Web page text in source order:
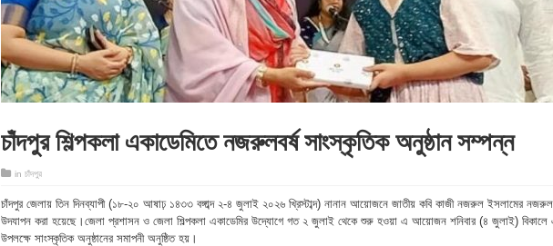
চাঁদপুর শিল্পকলা একাডেমিতে নজরুলবর্ষ সাংস্কৃতিক অনুষ্ঠান সম্পন্ন
in চাঁদপুর
চাঁদপুর জেলায় তিন দিনব্যাপী (১৮-২০ আষাঢ় ১৪৩৩ বঙ্গাব্দ ২-৪ জুলাই ২০২৬ খ্রিস্টাব্দ) নানান আয়োজনে জাতীয় কবি কাজী নজরুল ইসলামের
উদযাপন করা হয়েছে।জেলা প্রশাসন ও জেলা শিল্পকলা একাডেমির উদ্যোগে গত ২ জুলাই থেকে শুরু হওয়া এ আয়োজন শনিবার (৪ জুলাই) বিকালে
উপলক্ষে সাংস্কৃতিক অনুষ্ঠানের সমাপনী অনুষ্ঠিত হয়।